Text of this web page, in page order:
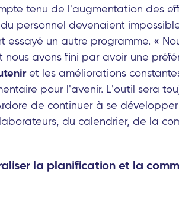
tenu de l'augmentation des
personnel devenaient
un autre programme. «
nous avons fini par avoir une
et les améliorations
pour l'avenir. L'outil sera
de continuer à se
du calendrier, de la
la planification et la